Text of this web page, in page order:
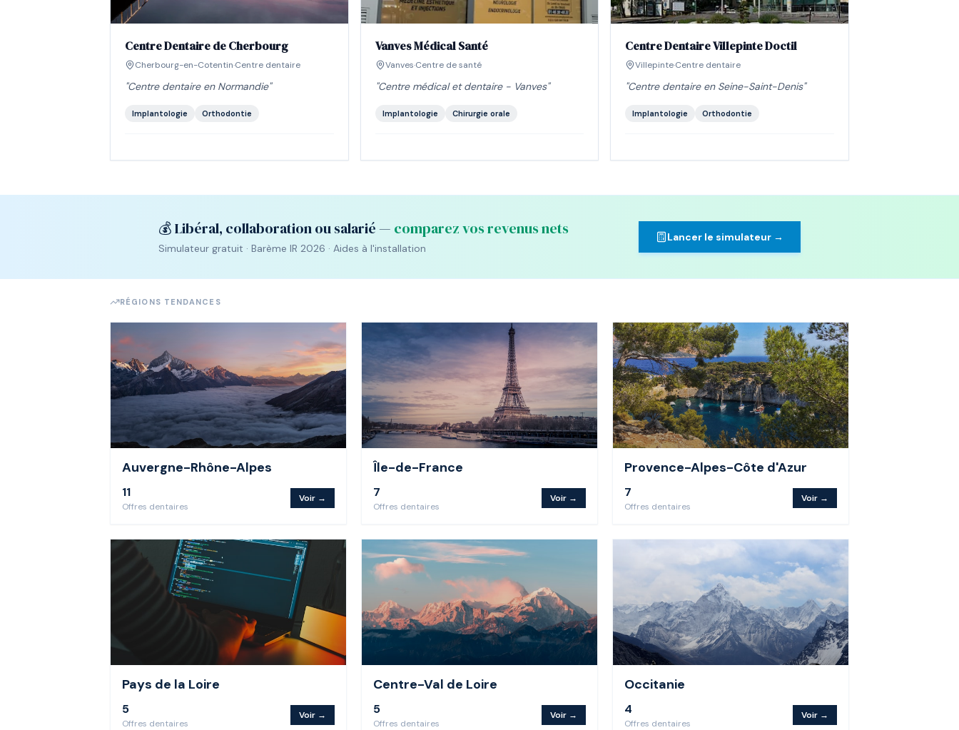
Centre Dentaire de Cherbourg
Cherbourg-en-Cotentin·Centre dentaire
"Centre dentaire en Normandie"
Implantologie Orthodontie
Vanves Médical Santé
Vanves·Centre de santé
"Centre médical et dentaire - Vanves"
Implantologie Chirurgie orale
Centre Dentaire Villepinte Doctil
Villepinte·Centre dentaire
"Centre dentaire en Seine-Saint-Denis"
Implantologie Orthodontie
💰 Libéral, collaboration ou salarié — comparez vos revenus nets
Simulateur gratuit · Barème IR 2026 · Aides à l'installation
Lancer le simulateur →
RÉGIONS TENDANCES
Auvergne-Rhône-Alpes
11
Offres dentaires
Voir →
Île-de-France
7
Offres dentaires
Voir →
Provence-Alpes-Côte d'Azur
7
Offres dentaires
Voir →
Pays de la Loire
5
Offres dentaires
Voir →
Centre-Val de Loire
5
Offres dentaires
Voir →
Occitanie
4
Offres dentaires
Voir →